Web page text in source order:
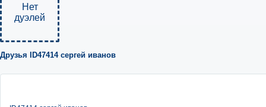
Нет
дуэлей
Друзья ID47414 сергей иванов